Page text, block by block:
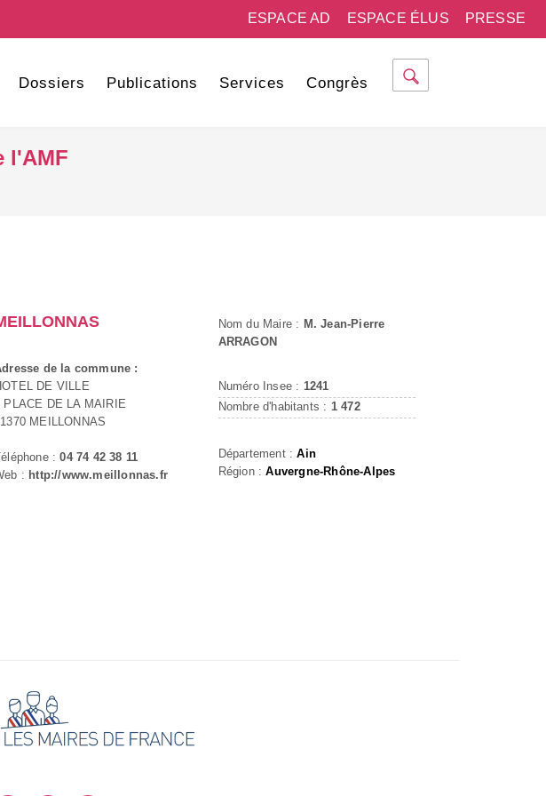
PRESSE
ESPACE ÉLUS
ESPACE AD
Dossiers Publications Services Congrès
l'AMF
de la commune :
DE VILLE
PLACE DE LA MAIRIE
MEILLONNAS
:04 74 42 38 11
: http://www.meillonnas.fr
Nom du Maire : M. Jean-Pierre
ARRAGON
Numéro Insee : 1241
Nombre d'habitants : 1 472
Département :Ain
Région :Auvergne-Rhône-Alpes